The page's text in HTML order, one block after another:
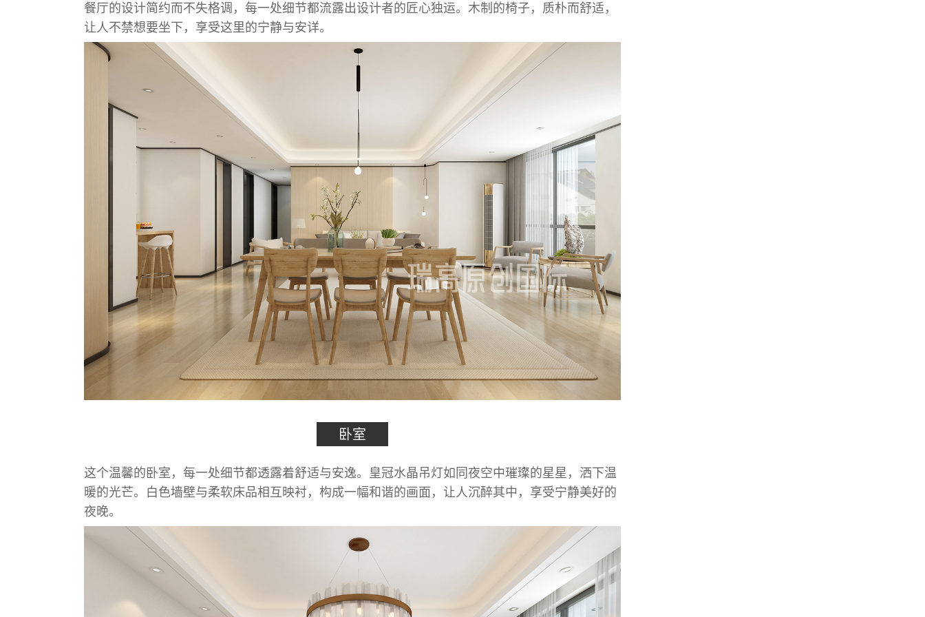
餐厅的设计简约而不失格调，每一处细节都流露出设计者的匠心独运。木制的椅子，质朴而舒适，
让人不禁想要坐下，享受这里的宁静与安详。
卧室
这个温馨的卧室，每一处细节都透露着舒适与安逸。皇冠水晶吊灯如同夜空中璀璨的星星，洒下温
暖的光芒。白色墙壁与柔软床品相互映衬，构成一幅和谐的画面，让人沉醉其中，享受宁静美好的
夜晚。